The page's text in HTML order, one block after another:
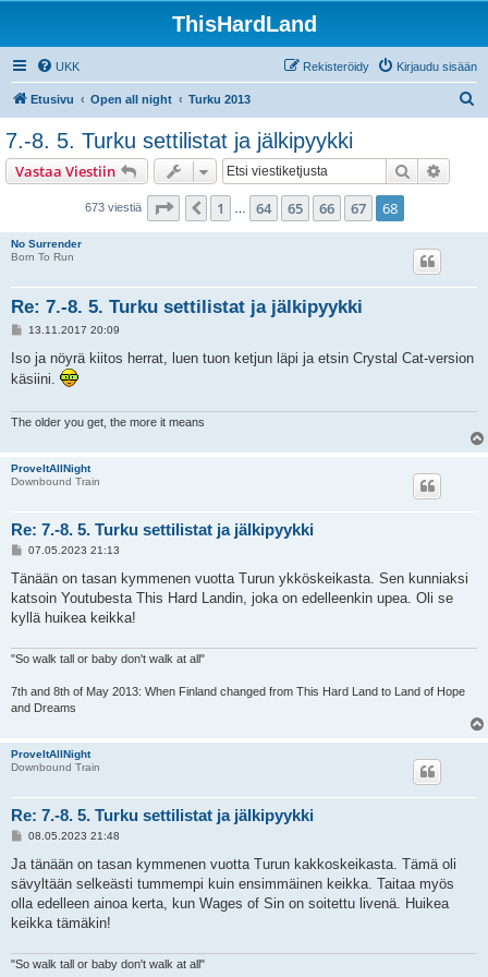
ThisHardLand
UKK Kirjaudu sisään
Rekisteröidy
Etusivu Open all night Turku 2013
7.-8. 5. Turku settilistat ja jälkipyykki
Vastaa Viestiin Etsi
673 viestiä Sivu 68/ 68
Edellinen
1 64 65 66 67 68
No Surrender
Born To Run
Re: 7.-8. 5. Turku settilistat ja jälkipyykki
V
e
t
13.11.2017 20:09
Iso ja nöyrä kiitos herrat, luen tuon ketjun läpi ja etsin Crystal Cat-version
käsiini.
The older you get, the more it means
ProveItAllNight
Downbound Train
Re: 7.-8. 5. Turku settilistat ja jälkipyykki
V
e
t
i
07.05.2023 21:13
Tänään on tasan kymmenen vuotta Turun ykköskeikasta. Sen kunniaksi
katsoin Youtubesta This Hard Landin, joka on edelleenkin upea. Oli se
kyllä huikea keikka!
"So walk tall or baby don't walk at all"
7th and 8th of May 2013: When Finland changed from This Hard Land to Land of Hope
and Dreams
ProveItAllNight
Downbound Train
Re: 7.-8. 5. Turku settilistat ja jälkipyykki
V
e
t
i
08.05.2023 21:48
Ja tänään on tasan kymmenen vuotta Turun kakkoskeikasta. Tämä oli
sävyltään selkeästi tummempi kuin ensimmäinen keikka. Taitaa myös
olla edelleen ainoa kerta, kun Wages of Sin on soitettu livenä. Huikea
keikka tämäkin!
"So walk tall or baby don't walk at all"